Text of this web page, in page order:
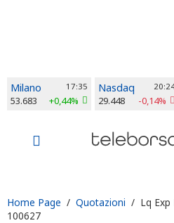
Milano 17:35
53.683 +0,44%
Nasdaq
29.448 -0,14%
Home Page / Quotazioni / Lq Exp
100627